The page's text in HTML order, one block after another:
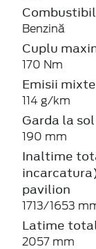
Combustibil
Benzină
Cuplu
170 Nm
Emisii
114 g/km
Garda la
190 mm
Inaltime
pavilion
1713/1653
Latime
2057 mm